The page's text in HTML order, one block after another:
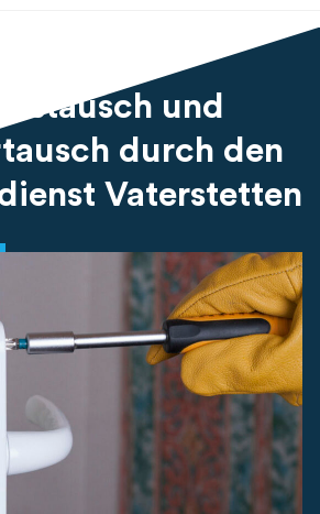
und
durch den
Vaterstetten